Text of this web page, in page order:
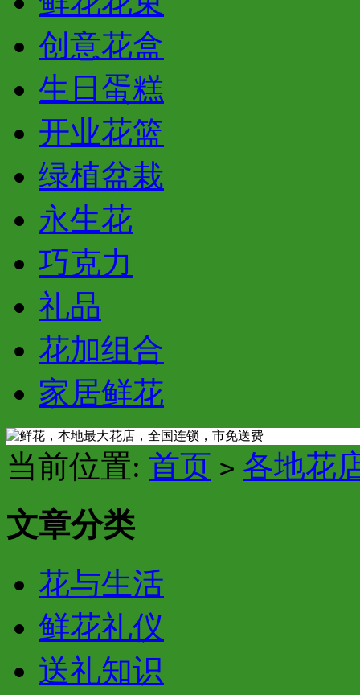
创意花盒
生日蛋糕
开业花篮
绿植盆栽
永生花
巧克力
礼品
花加组合
家居鲜花
当前位置: 首页 > 各地花
文章分类
花与生活
鲜花礼仪
送礼知识